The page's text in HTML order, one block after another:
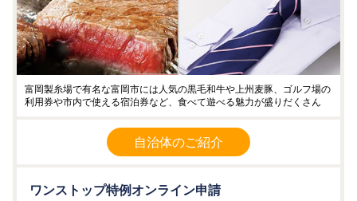
富岡製糸場で有名な富岡市には人気の黒毛和牛や上州麦豚、ゴルフ場の
利用券や市内で使える宿泊券など、食べて遊べる魅力が盛りだくさん
自治体のご紹介
ワンストップ特例オンライン申請